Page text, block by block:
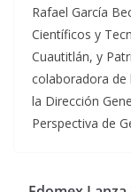
Rafael García
Científicos y
Cuautitlán, y
colaboradora de
la Dirección
Perspectiva de